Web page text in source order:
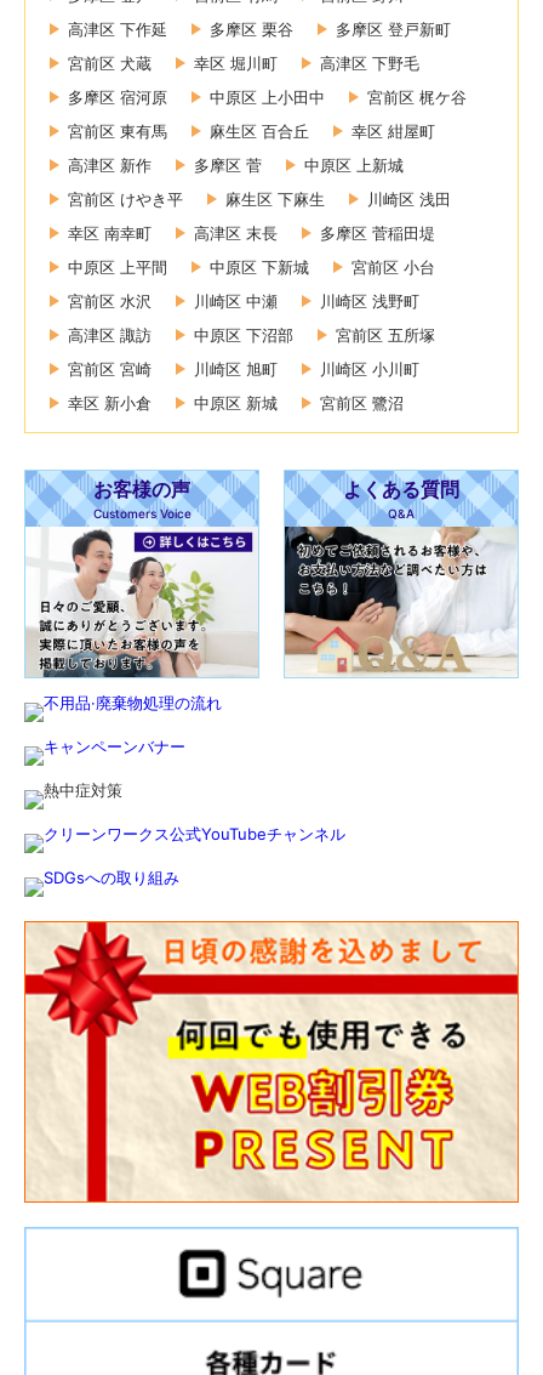
高津区 下作延
多摩区 栗谷
多摩区 登戸新町
宮前区 犬蔵
幸区 堀川町
高津区 下野毛
多摩区 宿河原
中原区 上小田中
宮前区 梶ケ谷
宮前区 東有馬
麻生区 百合丘
幸区 紺屋町
高津区 新作
多摩区 菅
中原区 上新城
宮前区 けやき平
麻生区 下麻生
川崎区 浅田
幸区 南幸町
高津区 末長
多摩区 菅稲田堤
中原区 上平間
中原区 下新城
宮前区 小台
宮前区 水沢
川崎区 中瀬
川崎区 浅野町
高津区 諏訪
中原区 下沼部
宮前区 五所塚
宮前区 宮崎
川崎区 旭町
川崎区 小川町
幸区 新小倉
中原区 新城 宮前区 鷺沼
お客様の声
Customers Voice
よくある質問
Q&A